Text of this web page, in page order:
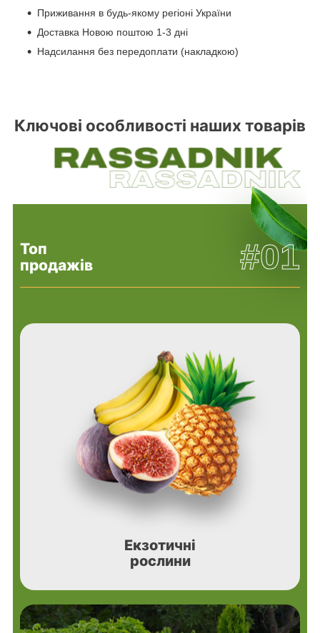
Приживання в будь-якому регіоні України
Доставка Новою поштою 1-3 дні
Надсилання без передоплати (накладкою)
Ключові особливості наших товарів
Топ
продажів
#01
Екзотичні
рослини